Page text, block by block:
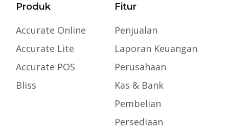
Produk
Accurate Online
Accurate Lite
Accurate POS
Bliss
Fitur
Penjualan
Laporan Keuangan
Perusahaan
Kas & Bank
Pembelian
Persediaan